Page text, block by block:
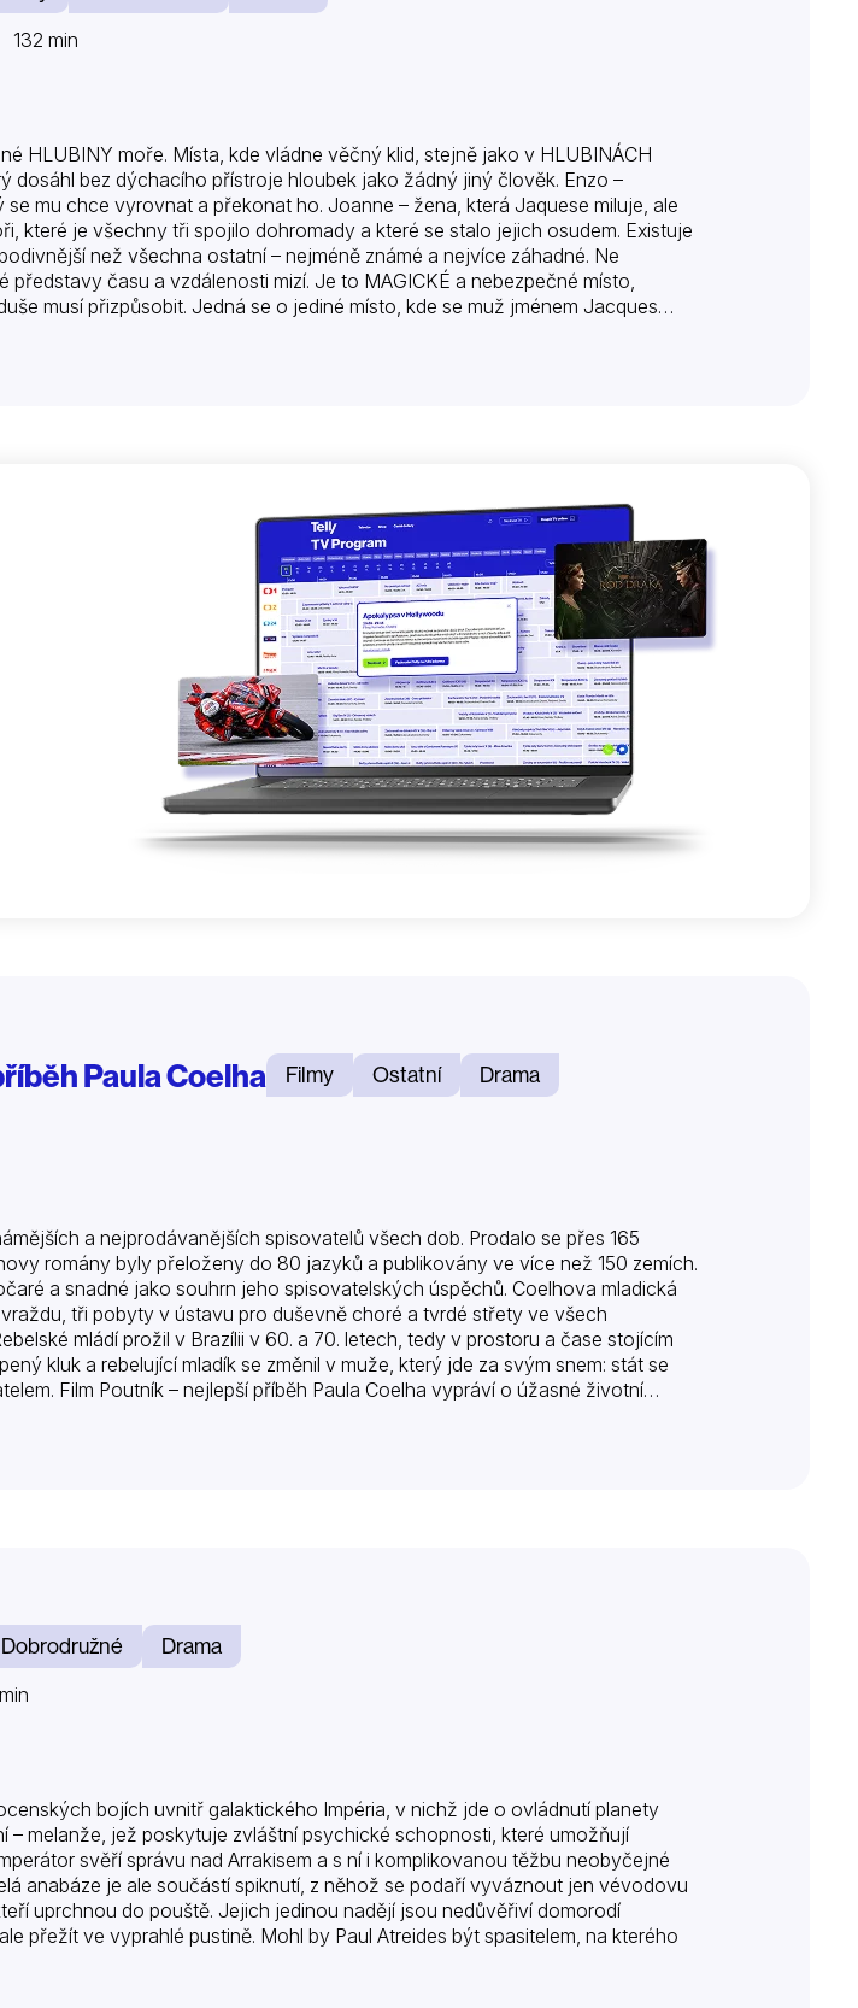
min
HLUBINY moře. Místa, kde vládne věčný klid, stejně jako v HLUBINÁCH
dosáhl bez dýchacího přístroje hloubek jako žádný jiný člověk. Enzo –
mu chce vyrovnat a překonat ho. Joanne – žena, která Jaquese miluje, ale
které je všechny tři spojilo dohromady a které se stalo jejich osudem. Existuje
než všechna ostatní – nejméně známé a nejvíce záhadné. Ne
představy času a vzdálenosti mizí. Je to MAGICKÉ a nebezpečné místo,
musí přizpůsobit. Jedná se o jediné místo, kde se muž jménem Jacques…
Paula Coelha Filmy Ostatní Drama
a nejprodávanějších spisovatelů všech dob. Prodalo se přes 165
romány byly přeloženy do 80 jazyků a publikovány ve více než 150 zemích.
a snadné jako souhrn jeho spisovatelských úspěchů. Coelhova mladická
tři pobyty v ústavu pro duševně choré a tvrdé střety ve všech
mládí prožil v Brazílii v 60. a 70. letech, tedy v prostoru a čase stojícím
kluk a rebelující mladík se změnil v muže, který jde za svým snem: stát se
Film Poutník – nejlepší příběh Paula Coelha vypráví o úžasné životní
Dobrodružné Drama
bojích uvnitř galaktického Impéria, v nichž jde o ovládnutí planety
– melanže, jež poskytuje zvláštní psychické schopnosti, které umožňují
svěří správu nad Arrakisem a s ní i komplikovanou těžbu neobyčejné
anabáze je ale součástí spiknutí, z něhož se podaří vyváznout jen vévodovu
uprchnou do pouště. Jejich jedinou nadějí jsou nedůvěřiví domorodí
přežít ve vyprahlé pustině. Mohl by Paul Atreides být spasitelem, na kterého